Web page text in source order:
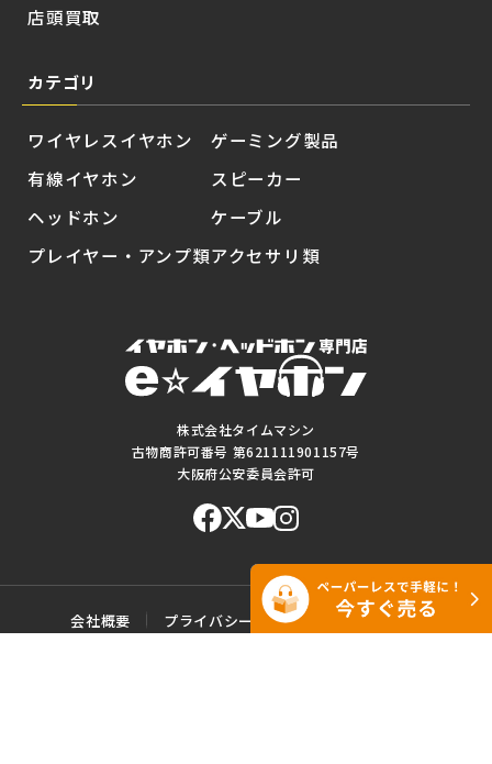
株式会社タイムマシン
古物商許可番号 第621111901157号
大阪府公安委員会許可
店頭買取
カテゴリ
ワイヤレスイヤホン
有線イヤホン
ヘッドホン
プレイヤー・アンプ類
ゲーミング製品
スピーカー
ケーブル
アクセサリ類
会社概要 プライバシーポリシー
ご利用規約